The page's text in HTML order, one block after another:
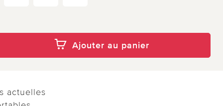
Ajouter au panier
actuelles